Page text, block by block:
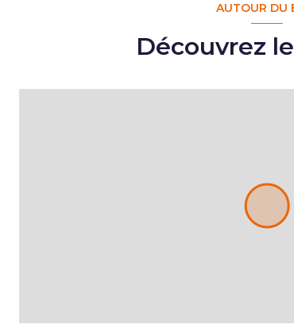
AUTOUR DU
Découvrez